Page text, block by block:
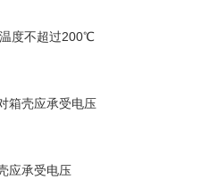
度不超过200℃
箱壳应承受电压
应承受电压